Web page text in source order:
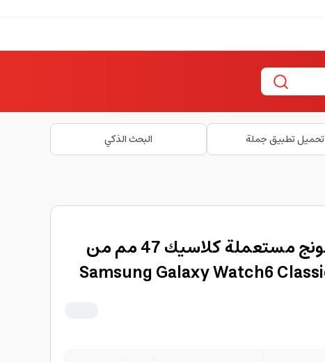
تحميل تطبيق جملة البحث الذكي
ساعة الذكية سامسونج مستعملة كلاسيك 47 مم من